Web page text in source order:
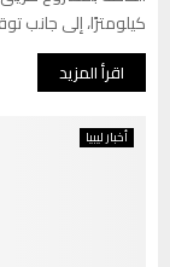
كيلومترًا، إلى جانب
اقرأ المزيد
أخبار ليبيا